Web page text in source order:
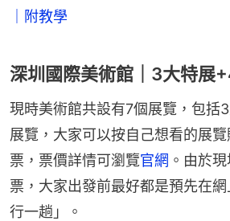
｜附教學
深圳國際美術館｜3大特展
現時美術館共設有7個展覽，包括
展覽，大家可以按自己想看的展
票，票價詳情可瀏覽官網 。由於
票，大家出發前最好都是預先在
行一趟」。